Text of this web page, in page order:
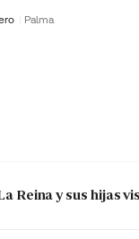
Palma
Reina y sus hijas